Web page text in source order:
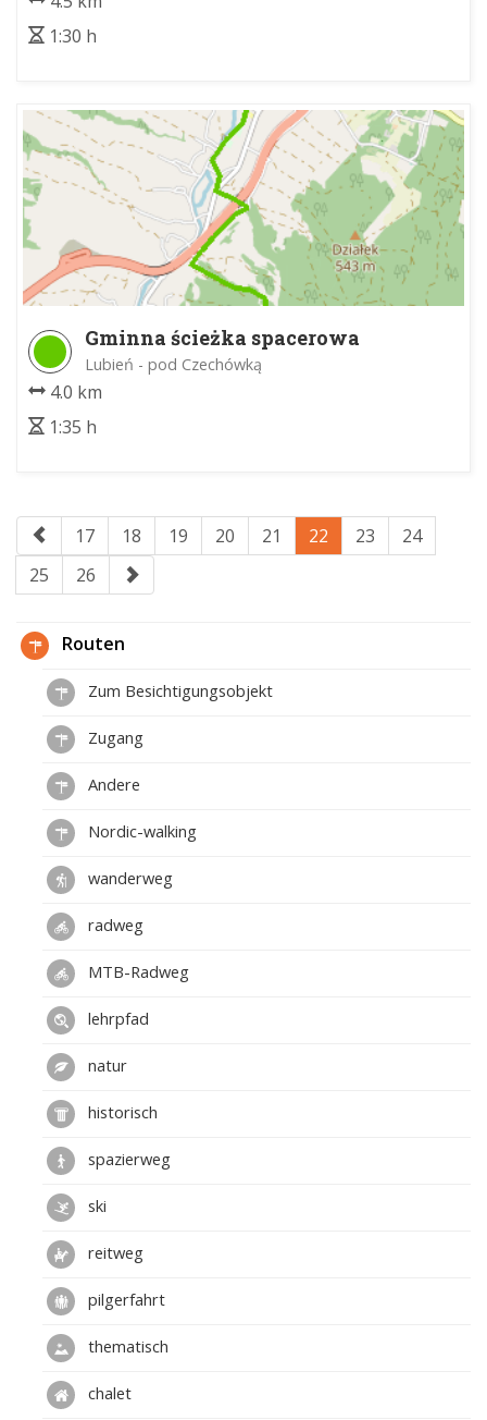
1:30 h
Gminna ścieżka spacerowa
Lubień - pod Czechówką
4.0 km
1:35 h
17 18 19 20 21 22 23
24
25
26
Routen
Zum Besichtigungsobjekt
Zugang
Andere
Nordic-walking
wanderweg
radweg
MTB-Radweg
lehrpfad
natur
historisch
spazierweg
ski
reitweg
pilgerfahrt
thematisch
chalet